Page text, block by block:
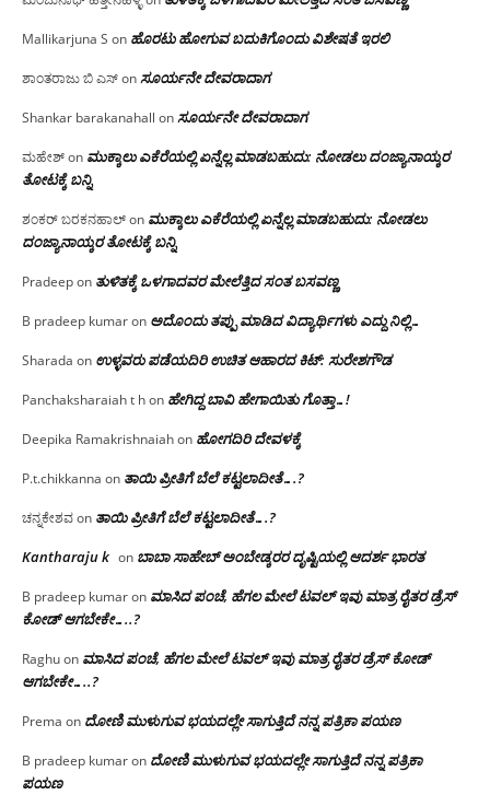
Mallikarjuna S on ಹೊರಟು ಹೋಗುವ ಬದುಕಿಗೊಂದು ವಿಶೇಷತೆ ಇರಲಿ
ಶಾಂತರಾಜು ಬಿ ಎಸ್onಸೂರ್ಯನೇ ದೇವರಾದಾಗ
Shankar barakanahall onಸೂರ್ಯನೇ ದೇವರಾದಾಗ
ಮಹೇಶ್on ಮುಕ್ಕಾಲು ಎಕೆರೆಯಲ್ಲಿ ಏನ್ನೆಲ್ಲ‌ ಮಾಡಬಹುದು: ನೋಡಲು ದಂಜ್ಯಾನಾಯ್ಕರ
ತೋಟಕ್ಕೆ ಬನ್ನಿ
ಶಂಕರ್ ಬರಕನಹಾಲ್on ಮುಕ್ಕಾಲು ಎಕೆರೆಯಲ್ಲಿ ಏನ್ನೆಲ್ಲ‌ ಮಾಡಬಹುದು: ನೋಡಲು
ದಂಜ್ಯಾನಾಯ್ಕರ ತೋಟಕ್ಕೆ ಬನ್ನಿ
Pradeepon ತುಳಿತಕ್ಕೆ ಒಳಗಾದವರ ಮೇಲೆತ್ತಿದ ಸಂತ ಬಸವಣ್ಣ
B pradeep kumaron ಅದೊಂದು ತಪ್ಪು ಮಾಡಿದ ವಿದ್ಯಾರ್ಥಿಗಳು ಎದ್ದು ನಿಲ್ಲಿ…
Sharada on ಉಳ್ಳವರು ಪಡೆಯದಿರಿ ಉಚಿತ ಆಹಾರದ ಕಿಟ್: ಸುರೇಶಗೌಡ
Panchaksharaiah t hon ಹೇಗಿದ್ದ ಬಾವಿ ಹೇಗಾಯಿತು ಗೊತ್ತಾ…!
Deepika Ramakrishnaiahon ಹೋಗದಿರಿ ದೇವಳಕ್ಕೆ
P.t.chikkanna on ತಾಯಿ ಪ್ರೀತಿಗೆ ಬೆಲೆ ಕಟ್ಟಲಾದೀತೆ….?
ಚನ್ನಕೇಶವon ತಾಯಿ ಪ್ರೀತಿಗೆ ಬೆಲೆ ಕಟ್ಟಲಾದೀತೆ….?
Kantharaju k on ಬಾಬಾ ಸಾಹೇಬ್ ಅಂಬೇಡ್ಕರರ ದೃಷ್ಟಿಯಲ್ಲಿ ಆದರ್ಶ ಭಾರತ
B pradeep kumaron ಮಾಸಿದ ಪಂಚೆ, ಹೆಗಲ ಮೇಲೆ ಟವಲ್‌ ಇವು ಮಾತ್ರ ರೈತರ ಡ್ರೆಸ್‌
ಕೋಡ್ ಆಗಬೇಕೇ…..?‌
Raghuon ಮಾಸಿದ ಪಂಚೆ, ಹೆಗಲ ಮೇಲೆ ಟವಲ್‌ ಇವು ಮಾತ್ರ ರೈತರ ಡ್ರೆಸ್‌ ಕೋಡ್
ಆಗಬೇಕೇ…..?‌
Prema on ದೋಣಿ ಮುಳುಗುವ ಭಯದಲ್ಲೇ ಸಾಗುತ್ತಿದೆ ನನ್ನ ಪತ್ರಿಕಾ ಪಯಣ
B pradeep kumaron ದೋಣಿ ಮುಳುಗುವ ಭಯದಲ್ಲೇ ಸಾಗುತ್ತಿದೆ ನನ್ನ ಪತ್ರಿಕಾ
ಪಯಣ